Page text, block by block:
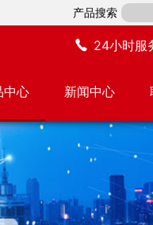
产品搜索
24小时服
中心 新闻中心